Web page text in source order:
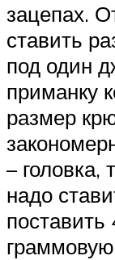
зацепах.
ставить
под один
приманку
размер
– головка,
надо
граммовую